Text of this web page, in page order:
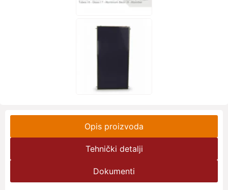
Opis proizvoda
Tehnički detalji
Dokumenti